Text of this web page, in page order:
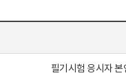
필기시험 응시자